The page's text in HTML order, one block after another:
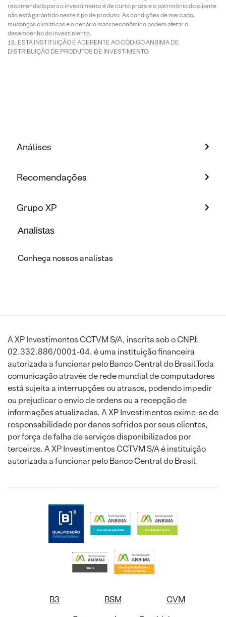
recomendada para o investimento é de curto prazo e o patrimônio do cliente
não está garantido neste tipo de produto. As condições de mercado,
mudanças climáticas e o cenário macroeconômico podem afetar o
desempenho do investimento.
ESTA INSTITUIÇÃO É ADERENTE AO CÓDIGO ANBIMA DE
DISTRIBUIÇÃO DE PRODUTOS DE INVESTIMENTO.
Análises
Recomendações
Grupo XP
Analistas
Conheça nossos analistas
A XP Investimentos CCTVM S/A, inscrita sob o CNPJ:
02.332.886/0001-04, é uma instituição financeira
autorizada a funcionar pelo Banco Central do Brasil.Toda
comunicação através de rede mundial de computadores
está sujeita a interrupções ou atrasos, podendo impedir
ou prejudicar o envio de ordens ou a recepção de
informações atualizadas. A XP Investimentos exime-se de
responsabilidade por danos sofridos por seus clientes,
por força de falha de serviços disponibilizados por
terceiros. A XP Investimentos CCTVM S/A é instituição
autorizada a funcionar pelo Banco Central do Brasil.
B3 BSM
CVM